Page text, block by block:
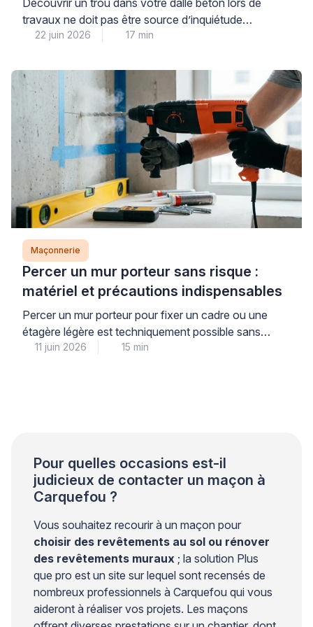
travaux ne doit pas être source d’inquiétude
immédiate : dans la majorité des cas, il s’agit d’une
coulage parfaitement réparable. La première étape
consiste à identifier avec méthode la nature de votre
dalle et l’origine du trou, car cette […]
22 juin 2026 17 min
Maçonnerie
Percer un mur porteur sans risque :
matériel et précautions indispensables
Percer un mur porteur pour fixer un cadre ou une
étagère légère est techniquement possible sans
risque structurel, à condition de respecter
11 juin 2026 15 min
Pour quelles occasions est-il
judicieux de contacter un maçon à
Carquefou ?
Vous souhaitez recourir à un maçon pour
choisir des revêtements au sol ou rénover
des revêtements muraux ; la solution Plus
que pro est un site sur lequel sont recensés de
nombreux professionnels à Carquefou qui vous
aideront à réaliser vos projets. Les maçons